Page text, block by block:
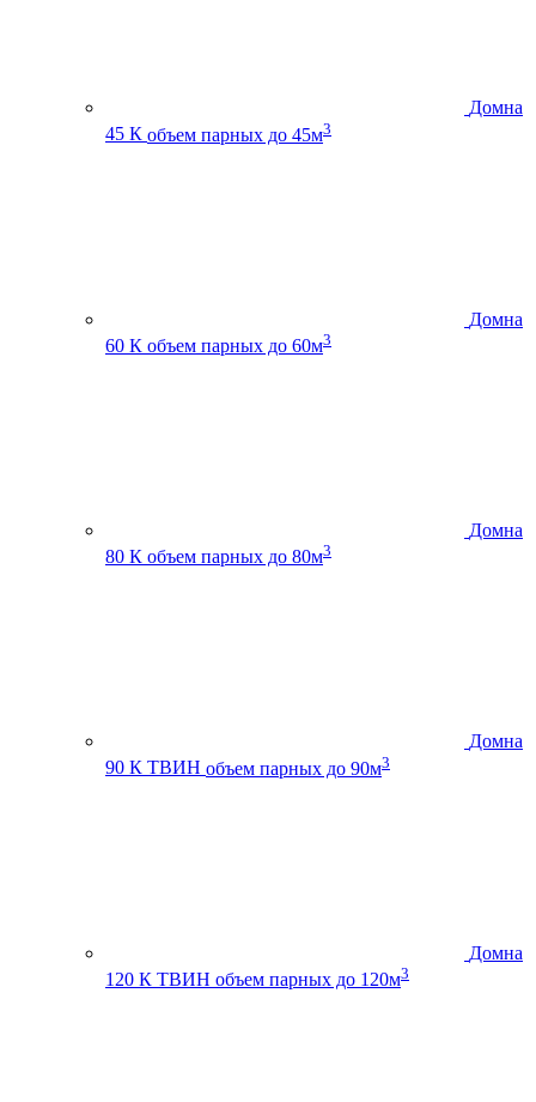
Домна
45 К объем парных до 45м3
Домна
60 К объем парных до 60м3
Домна
80 К объем парных до 80м3
Домна
90 К ТВИН объем парных до 90м3
Домна
120 К ТВИН объем парных до 120м3